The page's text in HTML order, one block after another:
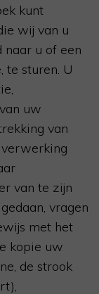
kunt
wij van u
naar u of een
te sturen. U
uw
van
van te zijn
vragen
met het
kopie uw
de strook